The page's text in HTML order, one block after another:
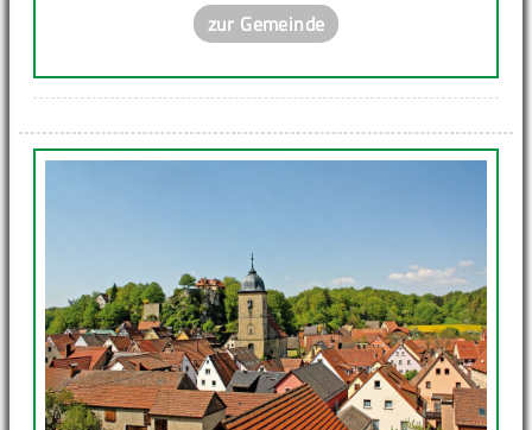
zur Gemeinde